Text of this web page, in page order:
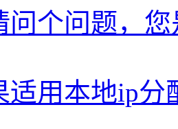
问个问题，您
适用本地ip分